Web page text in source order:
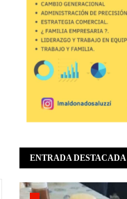
ENTRADA DESTACADA